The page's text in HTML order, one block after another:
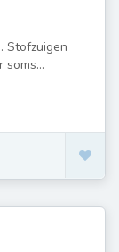
Stofzuigen